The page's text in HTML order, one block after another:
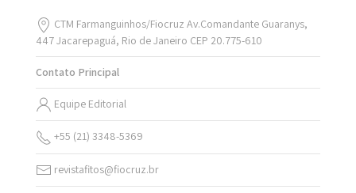
CTM Farmanguinhos/Fiocruz Av.Comandante Guaranys,
447 Jacarepaguá, Rio de Janeiro CEP 20.775-610
Contato Principal
Equipe Editorial
+55 (21) 3348-5369
revistafitos@fiocruz.br